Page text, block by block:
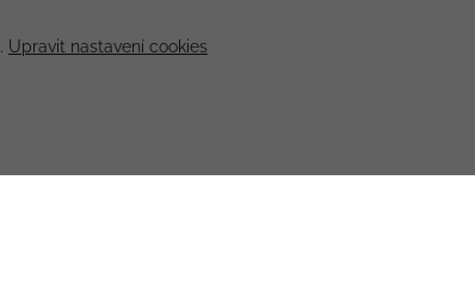
Upravit nastavení cookies